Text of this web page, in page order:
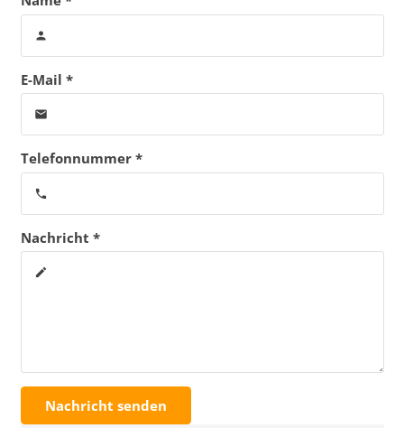
person
E-Mail *
email
Telefonnummer *
phone
Nachricht *
create
Nachricht senden